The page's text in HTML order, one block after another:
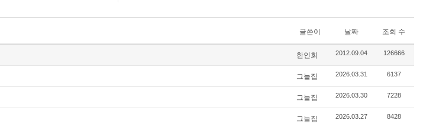
02-20
07-25
글쓴이 날짜 조회 수
한인회 2012.09.04 126666
그늘집 2026.03.31 6137
그늘집 2026.03.30 7228
그늘집 2026.03.27 8428